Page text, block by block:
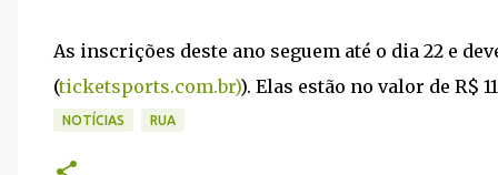
As inscrições deste ano seguem até o dia 22 e
(ticketsports.com.br)). Elas estão no valor de R$
NOTÍCIAS RUA